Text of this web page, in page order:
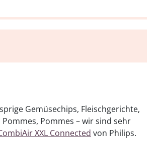
Gemüsechips, Fleischgerichte,
Pommes – wir sind sehr
XXL Connected von Philips.